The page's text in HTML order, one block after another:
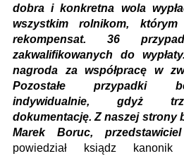
dobra i konkretna wola
wszystkim rolnikom, którym
rekompensat. 36
zakwalifikowanych do
nagroda za współpracę w
Pozostałe przypadki
indywidualnie, gdyż
dokumentację. Z naszej strony
Marek Boruc,
powiedział ksiądz kanonik